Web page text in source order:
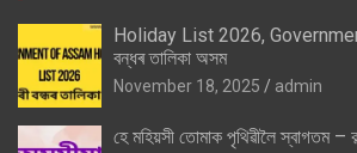
Holiday List 2026,
বন্ধৰ তালিকা অসম
November 18, 2025 admin
হে মহিয়সী তোমাক পৃথিৱীলৈ স্বাগতম –